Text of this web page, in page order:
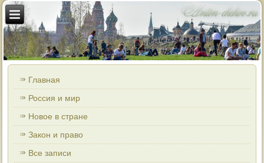
Главная
Россия и мир
Новое в стране
Закон и право
Все записи